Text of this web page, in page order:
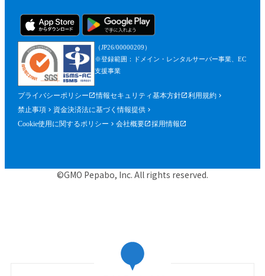
（JP26/00000209）
※登録範囲：ドメイン・レンタルサーバー事業、EC
支援事業
プライバシーポリシー 情報セキュリティ基本方針
利用規約
禁止事項
資金決済法に基づく情報提供
Cookie使用に関するポリシー
会社概要 採用情報
©GMO Pepabo, Inc. All rights reserved.